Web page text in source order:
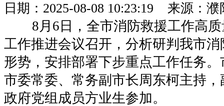
日期：2025-08-08 10:23:19 来源：
8月6日，全市消防救援工作高质
工作推进会议召开，分析研判我市
形势，安排部署下步重点工作任务
市委常委、常务副市长周东柯主持
政府党组成员方业生参加。